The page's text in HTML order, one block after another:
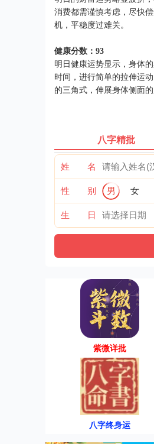
消费都需谨慎考虑，尽快
机，平稳度过难关。
健康分数：93
明日健康运势显示，身体
时间，进行简单的拉伸运
的三角式，伸展身体侧面
八字精批
姓 名
性 别 男 女
生 日
紫微详批
八字终身运